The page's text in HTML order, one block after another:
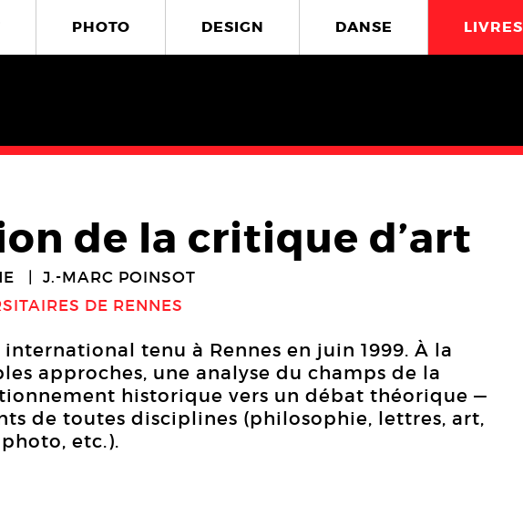
PHOTO DESIGN DANSE LIVRES
de la critique d’art
J.-MARC POINSOT
DE RENNES
tenu à Rennes en juin 1999. À la
approches, une analyse du champs de la
historique vers un débat théorique —
de toutes disciplines (philosophie, lettres, art,
etc.).